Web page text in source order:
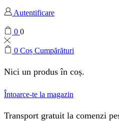
Autentificare
0 0
0 Coș Cumpărături
Nici un produs în coș.
Întoarce-te la magazin
Transport gratuit la comenzi